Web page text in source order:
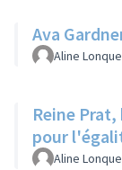
Ava
Aline
Reine
pour
Aline